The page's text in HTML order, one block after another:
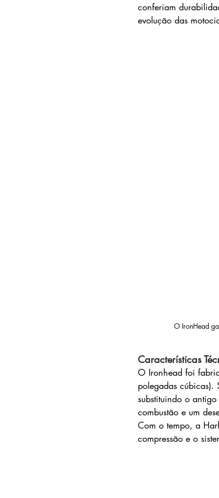
conferiam
evolução das
O IronHead
Características
O Ironhead foi
polegadas
substituindo o
combustão e um
Com o tempo, a
compressão e o